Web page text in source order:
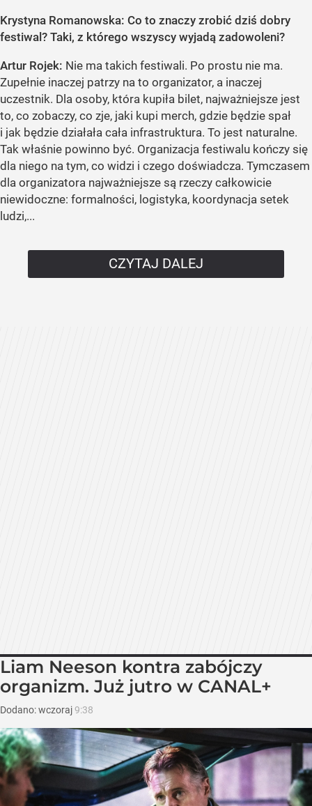
Krystyna Romanowska: Co to znaczy zrobić dziś dobry
festiwal? Taki, z którego wszyscy wyjadą zadowoleni?
Artur Rojek: Nie ma takich festiwali. Po prostu nie ma.
Zupełnie inaczej patrzy na to organizator, a inaczej
uczestnik. Dla osoby, która kupiła bilet, najważniejsze jest
to, co zobaczy, co zje, jaki kupi merch, gdzie będzie spał
i jak będzie działała cała infrastruktura. To jest naturalne.
Tak właśnie powinno być. Organizacja festiwalu kończy się
dla niego na tym, co widzi i czego doświadcza. Tymczasem
dla organizatora najważniejsze są rzeczy całkowicie
niewidoczne: formalności, logistyka, koordynacja setek
ludzi,...
CZYTAJ DALEJ
Liam Neeson kontra zabójczy
organizm. Już jutro w CANAL+
Dodano:wczoraj 9:38